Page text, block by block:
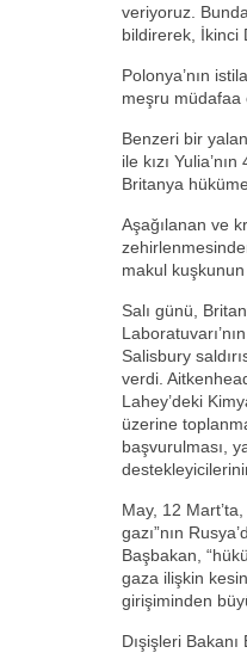
veriyoruz.
bildirerek, İkinci
Polonya’nın
meşru müdafaa
Benzeri bir
ile kızı
Britanya
Aşağılanan ve
makul
Salı günü,
Salisbury
verdi.
Lahey’deki
üzerine
başvurulması,
May, 12
gazı”nın
Başbakan,
gaza ilişkin
girişiminden
Dışişleri